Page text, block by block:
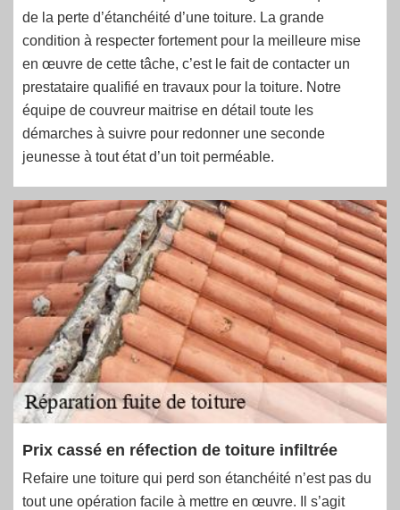
de la perte d’étanchéité d’une toiture. La grande
condition à respecter fortement pour la meilleure mise
en œuvre de cette tâche, c’est le fait de contacter un
prestataire qualifié en travaux pour la toiture. Notre
équipe de couvreur maitrise en détail toute les
démarches à suivre pour redonner une seconde
jeunesse à tout état d’un toit perméable.
Prix cassé en réfection de toiture infiltrée
Refaire une toiture qui perd son étanchéité n’est pas du
tout une opération facile à mettre en œuvre. Il s’agit